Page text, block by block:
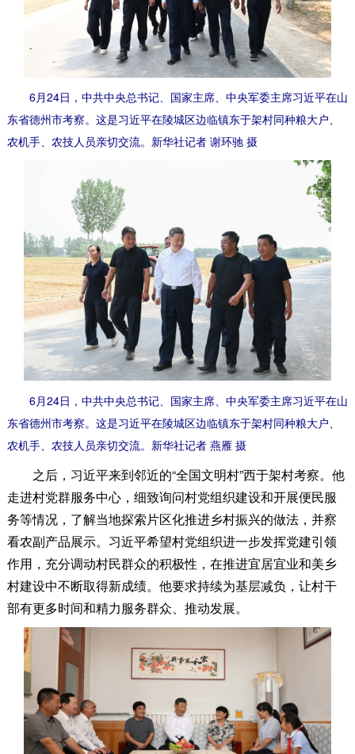
6月24日，中共中央总书记、国家主席、中央军委主席习近平在山
东省德州市考察。这是习近平在陵城区边临镇东于架村同种粮大户、
农机手、农技人员亲切交流。新华社记者 谢环驰 摄
6月24日，中共中央总书记、国家主席、中央军委主席习近平在山
东省德州市考察。这是习近平在陵城区边临镇东于架村同种粮大户、
农机手、农技人员亲切交流。新华社记者 燕雁 摄
之后，习近平来到邻近的“全国文明村”西于架村考察。他
走进村党群服务中心，细致询问村党组织建设和开展便民服
务等情况，了解当地探索片区化推进乡村振兴的做法，并察
看农副产品展示。习近平希望村党组织进一步发挥党建引领
作用，充分调动村民群众的积极性，在推进宜居宜业和美乡
村建设中不断取得新成绩。他要求持续为基层减负，让村干
部有更多时间和精力服务群众、推动发展。